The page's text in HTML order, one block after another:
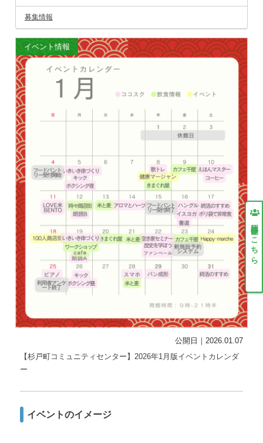
募集情報
イベント情報
公開日｜2026.01.07
【杉戸町コミュニティセンター】2026年1月版イベントカレンダ
ー
イベントのイメージ
団体登録はこちら